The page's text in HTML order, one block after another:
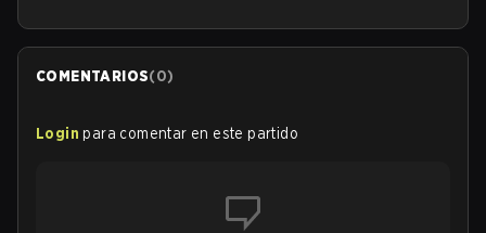
COMENTARIOS(0)
Login para comentar en este partido